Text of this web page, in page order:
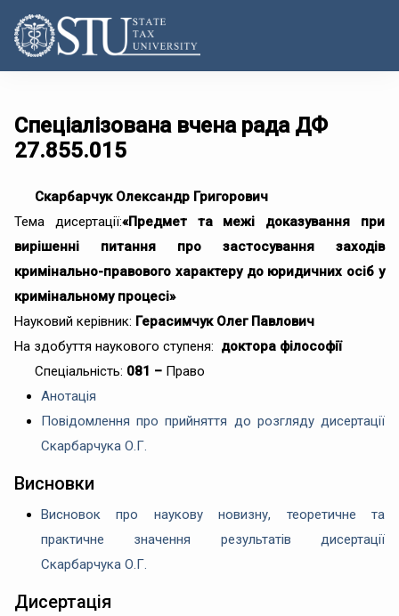
Спеціалізована вчена рада ДФ
27.855.015
Скарбарчук Олександр Григорович
Тема дисертації:«Предмет та межі доказування при
вирішенні питання про застосування заходів
кримінально-правового характеру до юридичних осіб у
кримінальному процесі»
Науковий керівник: Герасимчук Олег Павлович
На здобуття наукового ступеня: доктора філософії
Спеціальність: 081 – Право
Анотація
Повідомлення про прийняття до розгляду дисертації
Скарбарчука О.Г.
Висновки
Висновок про наукову новизну, теоретичне та
практичне значення результатів дисертації
Скарбарчука О.Г.
Дисертація